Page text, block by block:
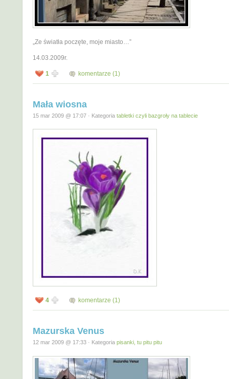
„Ze światła poczęte, moje miasto…”
14.03.2009r.
1 komentarze (1)
Mała wiosna
15 mar 2009 @ 17:07 · Kategoria tabletki czyli bazgroły na tablecie
4 komentarze (1)
Mazurska Venus
12 mar 2009 @ 17:33 · Kategoria pisanki, tu pitu pitu